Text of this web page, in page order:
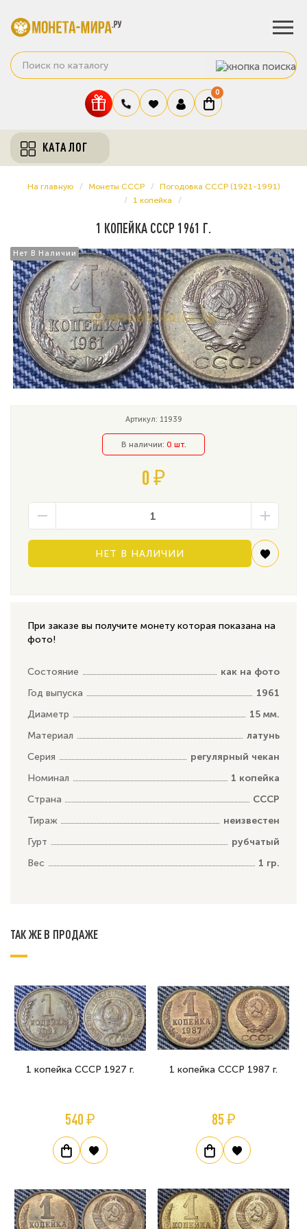
0
КАТАЛОГ
На главную Монеты СССР
Погодовка СССР (1921-1991)
1 копейка
1 КОПЕЙКА СССР 1961 Г.
Нет В Наличии
Нет В Наличии
Артикул: 11939
В наличии: 0 шт.
0 ₽
НЕТ В НАЛИЧИИ
При заказе вы получите монету которая показана на
фото!
Состояние
как на фото
Год выпуска
1961
Диаметр
15 мм.
Материал
латунь
Серия
регулярный чекан
Номинал
1 копейка
Страна
СССР
Тираж
неизвестен
Гурт
рубчатый
Вес
1 гр.
ТАК ЖЕ В ПРОДАЖЕ
1 копейка СССР 1927 г.
540 ₽
1 копейка СССР 1987 г.
85 ₽